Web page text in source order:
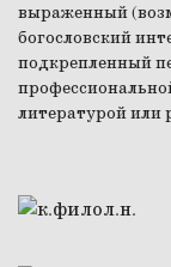
выраженный
богословский
подкрепленный
литературой или